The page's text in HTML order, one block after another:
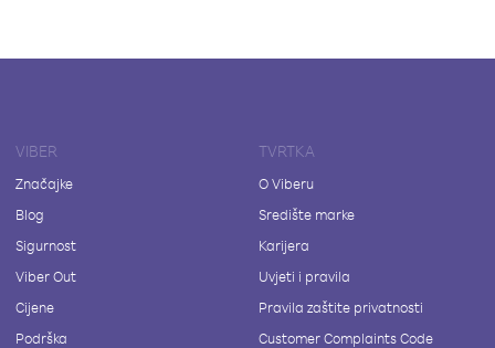
VIBER
Značajke
Blog
Sigurnost
Viber Out
Cijene
Podrška
TVRTKA
O Viberu
Središte marke
Karijera
Uvjeti i pravila
Pravila zaštite privatnosti
Customer Complaints Code